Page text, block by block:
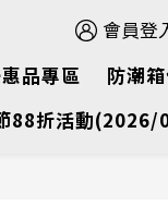
會員登
品專區
防潮
88折活動